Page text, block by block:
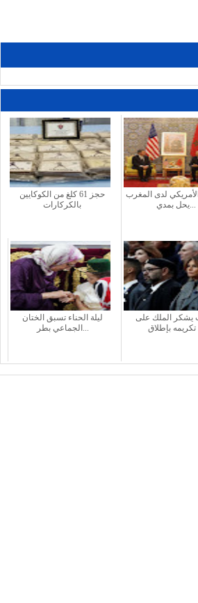
حجز 61 كلغ من الكوكايين
بالكركارات
لدى المغرب
يحل بمدي...
ليلة الحناء تسبق الختان
الجماعي بطر...
يشكر الملك على
...